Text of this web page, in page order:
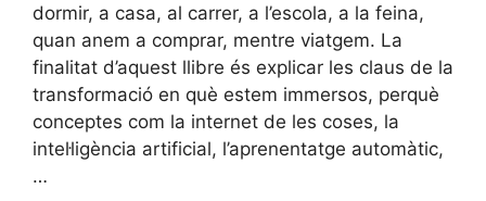
dormir, a casa, al carrer, a l’escola, a la feina,
quan anem a comprar, mentre viatgem. La
finalitat d’aquest llibre és explicar les claus de la
transformació en què estem immersos, perquè
conceptes com la internet de les coses, la
intel·ligència artificial, l’aprenentatge automàtic,
…